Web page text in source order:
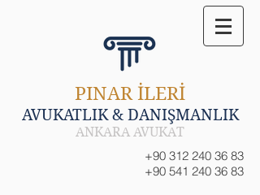
PINAR İLERİ
AVUKATLIK & DANIŞMANLIK
ANKARA AVUKAT
+90 312 240 36 83
+90 541 240 36 83